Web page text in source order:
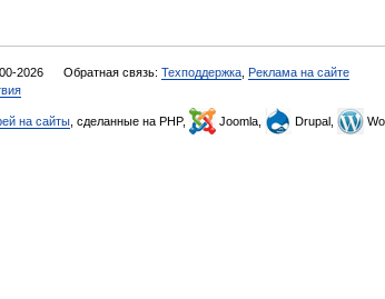
2026 Обратная связь: Техподдержка Реклама на сайте
на сайты , сделанные на PHP, Joomla, Drupal,